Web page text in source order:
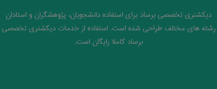
دیکشنری تخصصی برساد برای استفاده دانشجویان، پژوهشگران و استادان
رشته های مختلف طراحی شده است. استفاده از خدمات دیکشنری تخصصی
برساد کاملا رایگان است.